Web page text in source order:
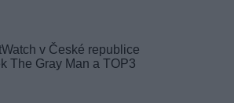
v České republice
The Gray Man a TOP3